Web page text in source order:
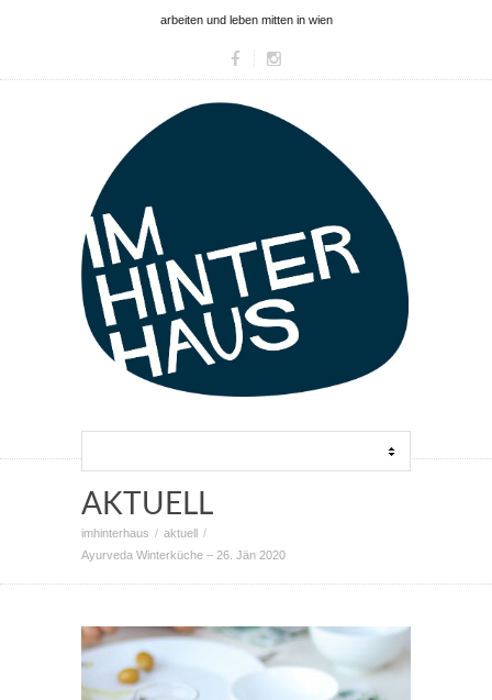
arbeiten und leben mitten in wien
AKTUELL
imhinterhaus
aktuell
Ayurveda Winterküche – 26. Jän 2020